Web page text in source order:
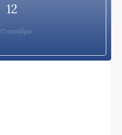
12
17 октября